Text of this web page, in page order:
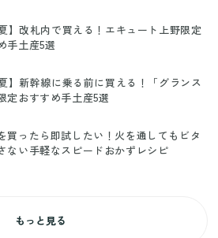
夏】改札内で買える！エキュート上野限定
手土産5選
夏】新幹線に乗る前に買える！「グランス
定おすすめ手土産5選
買ったら即試したい！火を通してもビタ
ない手軽なスピードおかずレシピ
もっと見る